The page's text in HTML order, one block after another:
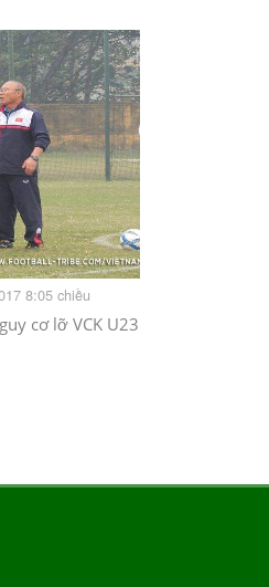
8:05 chiều
cơ lỡ VCK U23